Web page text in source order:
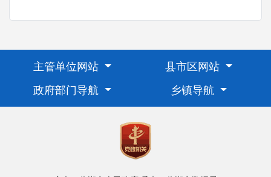
主管单位网站
县市区网站
政府部门导航
乡镇导航